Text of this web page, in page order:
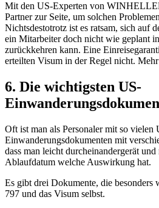
Mit den US-Experten von
Partner zur Seite, um solchen
Nichtsdestotrotz ist es ratsam, sich auf
ein Mitarbeiter doch nicht wie geplant
zurückkehren kann. Eine
erteilten Visum in der Regel nicht.
6. Die wichtigsten US-
Oft ist man als Personaler mit so vielen
Einwanderungsdokumenten mit
dass man leicht durcheinandergerät
Ablaufdatum welche Auswirkung hat.
Es gibt drei Dokumente, die besonders
797 und das Visum selbst.